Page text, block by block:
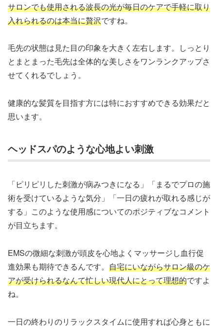
サロンでも使用される波長の光が毎日のケアで手軽に取り
入れられるのは本当に贅沢ですね。
毛先の状態は見た目の印象を大きく左右します。しっとり
とまとまった毛先は全体的な美しさをワンランクアップさ
せてくれるでしょう。
健康的な髪質を目指す方には特におすすめできる効果だと
思います。
ヘッドスパのような心地よい刺激
「ピリピリした刺激が病みつきになる」「まるでプロの施
術を受けているような気分」「一日の疲れが取れる感じが
する」このような使用感についてのポジティブなコメント
が目立ちます。
EMSの微細な刺激が頭皮を心地よくマッサージし血行促
進効果も期待できるんです。 自宅にいながらサロン級のケ
アが受けられるなんて忙しい現代人にとって理想的ですよ
ね。
一日の終わりのリラックスタイムに使用すれば心身ともに